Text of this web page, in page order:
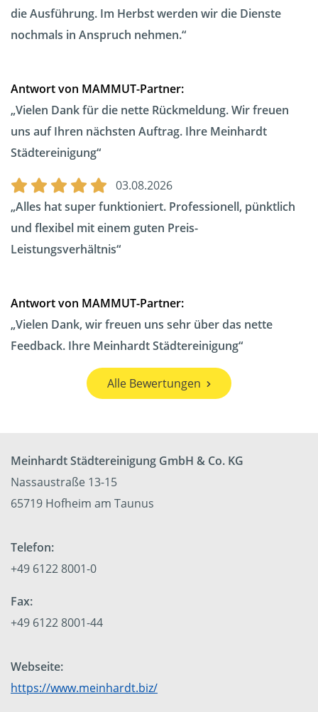
die Ausführung. Im Herbst werden wir die Dienste
nochmals in Anspruch nehmen.
Antwort von MAMMUT-Partner:
Vielen Dank für die nette Rückmeldung. Wir freuen
uns auf Ihren nächsten Auftrag. Ihre Meinhardt
Städtereinigung
03.08.2026
Alles hat super funktioniert. Professionell, pünktlich
und flexibel mit einem guten Preis-
Leistungsverhältnis
Antwort von MAMMUT-Partner:
Vielen Dank, wir freuen uns sehr über das nette
Feedback. Ihre Meinhardt Städtereinigung
Alle Bewertungen
Meinhardt Städtereinigung GmbH & Co. KG
Nassaustraße 13-15
65719 Hofheim am Taunus
Telefon:
+49 6122 8001-0
Fax:
+49 6122 8001-44
Webseite:
https://www.meinhardt.biz/